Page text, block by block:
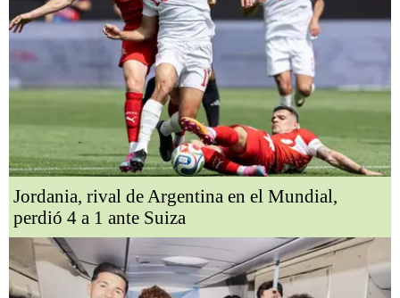
Jordania, rival de Argentina en el Mundial,
perdió 4 a 1 ante Suiza